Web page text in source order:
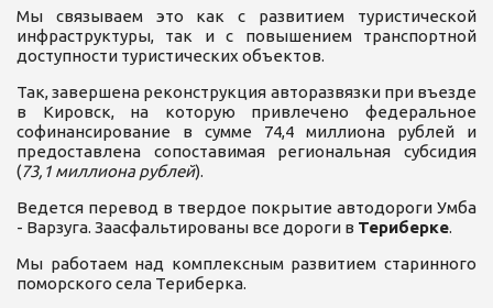
Мы связываем это как с развитием туристической
инфраструктуры, так и с повышением транспортной
доступности туристических объектов.
Так, завершена реконструкция авторазвязки при въезде
в Кировск, на которую привлечено федеральное
софинансирование в сумме 74,4 миллиона рублей и
предоставлена сопоставимая региональная субсидия
(73,1 миллиона рублей).
Ведется перевод в твердое покрытие автодороги Умба
- Варзуга. Заасфальтированы все дороги в Териберке.
Мы работаем над комплексным развитием старинного
поморского села Териберка.